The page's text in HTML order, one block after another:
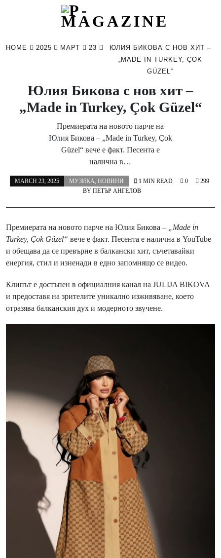
HOME 2025 МАРТ 23
ЮЛИЯ БИКОВА С НОВ ХИТ –
„MADE IN TURKEY, ÇOK
GÜZEL“
Юлия Бикова с нов хит –
„Made in Turkey, Çok Güzel“
Премиерата на новото парче на
Юлия Бикова – „Made in Turkey, Çok
Güzel“ вече е факт. Песента е
налична в…
MARCH 23, 2025 МУЗИКА, НОВИНИ
BY ПЕТЪР АНГЕЛОВ
1 MIN READ 0 299
Премиерата на новото парче на Юлия Бикова –
„Made in
Turkey, Çok Güzel“ вече е факт. Песента е налична в YouTube
и обещава да се превърне в балкански хит, съчетавайки
енергия, стил и изненади в едно запомнящо се видео.
Клипът е достъпен в официалния канал на JULIJA BIKOVA
и предоставя на зрителите уникално изживяване, което
отразява балканския дух и модерното звучене.